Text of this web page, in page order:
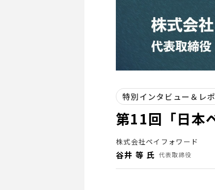
特別インタビュー＆レ
第11回「日本
株式会社ペイフォワード
谷井 等 氏 代表取締役